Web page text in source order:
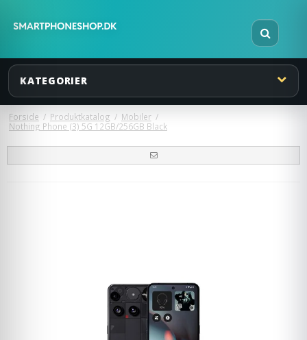
KATEGORIER
Forside / Produktkatalog / Mobiler /
Nothing Phone (3) 5G 12GB/256GB Black